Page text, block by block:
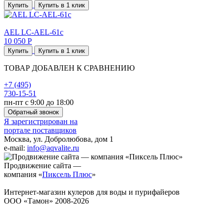
Купить Купить в 1 клик
AEL LC-AEL-61c
10 050 Р
Купить Купить в 1 клик
ТОВАР ДОБАВЛЕН К СРАВНЕНИЮ
+7 (495)
730-15-51
пн-пт с 9:00 до 18:00
Обратный звонок
Я зарегистрирован на
портале поставщиков
Москва, ул. Добролюбова, дом 1
e-mail: info@aqvalite.ru
Продвижение сайта —
компания «Пиксель Плюс»
Интернет-магазин кулеров для воды и пурифайеров
ООО «Тамон» 2008-2026